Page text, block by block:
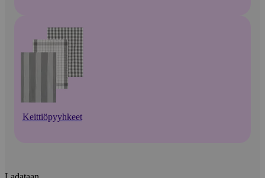
Keittiöpyyhkeet